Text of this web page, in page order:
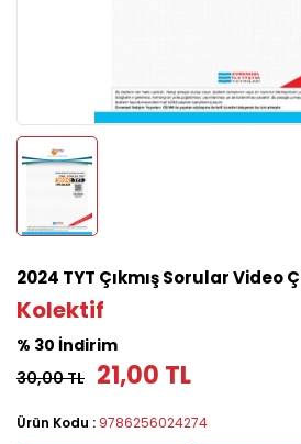
2024 TYT Çıkmış Sorular Video
Kolektif
% 30 İndirim
30,00 TL 21,00 TL
Ürün Kodu : 9786256024274